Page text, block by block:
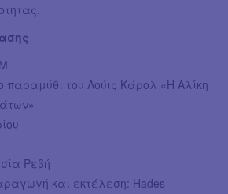
του Λούις Κάρολ «Η Αλίκη
Ρεβή
και εκτέλεση: Hades